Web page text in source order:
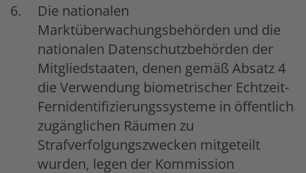
Die nationalen
Marktüberwachungsbehörden und die
nationalen Datenschutzbehörden der
Mitgliedstaaten, denen gemäß Absatz 4
die Verwendung biometrischer Echtzeit-
Fernidentifizierungssysteme in öffentlich
zugänglichen Räumen zu
Strafverfolgungszwecken mitgeteilt
wurden, legen der Kommission